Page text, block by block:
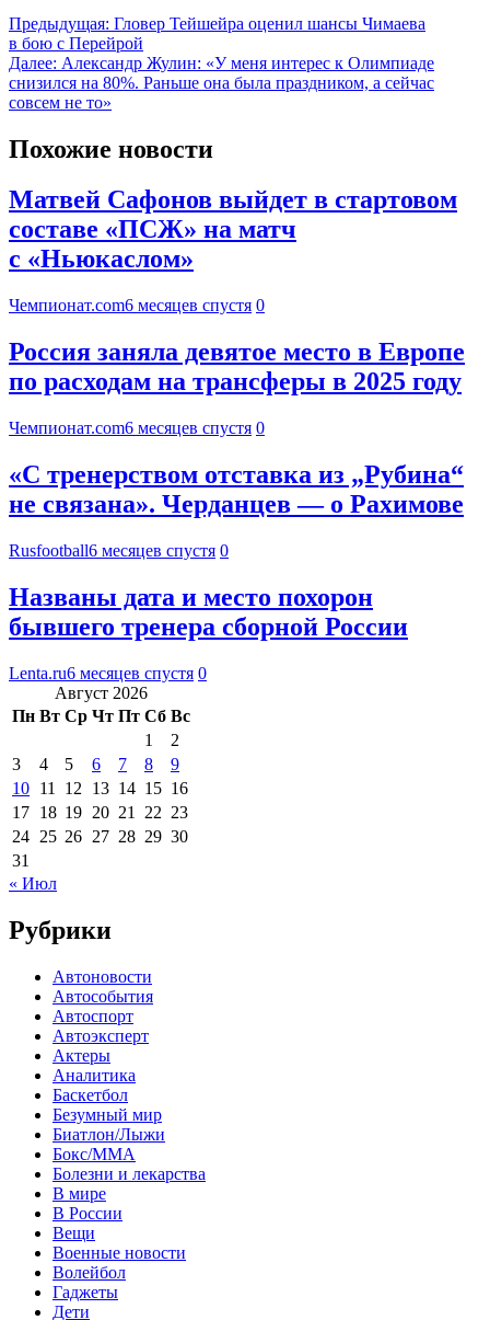
Предыдущая: Гловер Тейшейра оценил шансы Чимаева
в бою с Перейрой
Далее: Александр Жулин: «У меня интерес к Олимпиаде
снизился на 80%. Раньше она была праздником, а сейчас
совсем не то»
Похожие новости
Матвей Сафонов выйдет в стартовом
составе «ПСЖ» на матч
с «Ньюкаслом»
Чемпионат.com6 месяцев спустя 0
Россия заняла девятое место в Европе
по расходам на трансферы в 2025 году
Чемпионат.com6 месяцев спустя 0
«С тренерством отставка из „Рубина“
не связана». Черданцев — о Рахимове
Rusfootball6 месяцев спустя 0
Названы дата и место похорон
бывшего тренера сборной России
Lenta.ru6 месяцев спустя 0
Август 2026
Пн Вт Ср Чт Пт Сб Вс
1
2
3
4 5 6 7 8
9
10 11 12 13 14 15 16
17 18 19 20 21 22 23
24 25 26 27 28 29 30
31
« Июл
Рубрики
Автоновости
Автособытия
Автоспорт
Автоэксперт
Актеры
Аналитика
Баскетбол
Безумный мир
Биатлон/Лыжи
Бокс/MMA
Болезни и лекарства
В мире
В России
Вещи
Военные новости
Волейбол
Гаджеты
Дети